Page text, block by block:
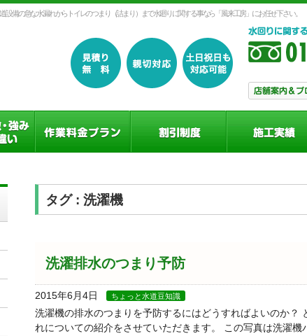
備の急な水漏れからトイレのつまり（詰まり）まで水廻りに関する事なら「風来工房」にお任せ下さい。
タグ : 洗濯機
洗濯排水のつまり予防
2015年6月4日 ちょっと水道豆知識
洗濯機の排水のつまりを予防するにはどうすればよいのか？
れについての紹介をさせていただきます。 この写真は洗濯